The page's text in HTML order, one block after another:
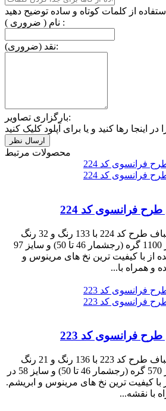
نام ( ضروری ) :
نقد (ضروری):
بارگزاری تصاویر:
محصولات مرتبط
فرانسوی کد 224
نخ و نقشه تابلوفرش دستباف طرح کد 224 با 133 رنگ و 32 رنگ
ابریشم به ابعاد 637 رج در 1100 گره (رجشمار 46 تا 50) و سایز 97
شده از با کیفیت ترین نخ های مرینوس و
و همراه با...
فرانسوی کد 223
نخ و نقشه تابلوفرش دستباف طرح کد 223 با 136 رنگ و 21 رنگ
ابریشم به ابعاد 384 رج در 570 گره (رجشمار 46 تا 50) و سایز 58 در
با کیفیت ترین نخ های مرینوس و ابریشم.
با نقشه...